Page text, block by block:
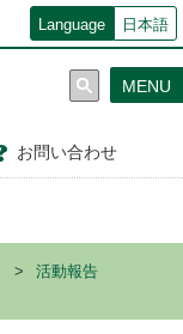
Language 日本語
お問い合わせ
MENU
活動報告